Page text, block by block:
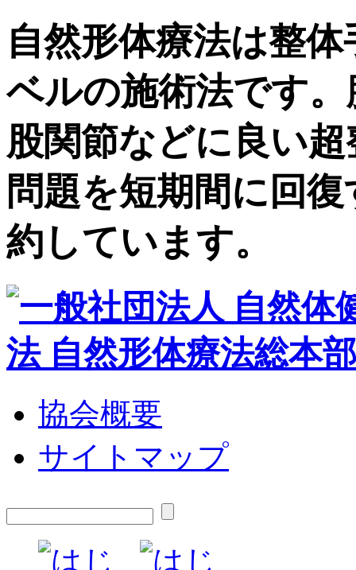
自然形体療法は整
ベルの施術法です
股関節などに良い
問題を短期間に回
約しています。
協会概要
サイトマップ